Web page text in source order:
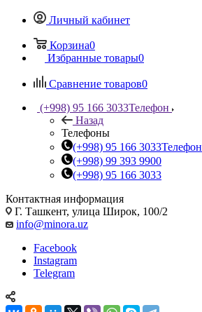
Личный кабинет
Корзина0
Избранные товары0
Сравнение товаров0
(+998) 95 166 3033Телефон
Назад
Телефоны
(+998) 95 166 3033Телефон
(+998) 99 393 9900
(+998) 95 166 3033
Контактная информация
Г. Ташкент, улица Широк, 100/2
info@minora.uz
Facebook
Instagram
Telegram